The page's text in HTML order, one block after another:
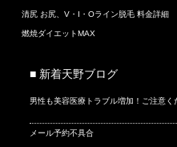
清尻 お尻、V・I・Oライン脱毛 料金詳細
燃焼ダイエットMAX
■ 新着天野ブログ
男性も美容医療トラブル増加！ご注意く
メール予約不具合